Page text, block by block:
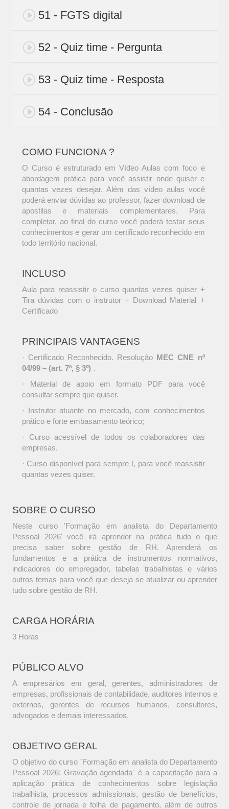
51 - FGTS digital
52 - Quiz time - Pergunta
53 - Quiz time - Resposta
54 - Conclusão
COMO FUNCIONA ?
O Curso é estruturado em Vídeo Aulas com foco e
abordagem prática para você assistir onde quiser e
quantas vezes desejar. Além das vídeo aulas você
poderá enviar dúvidas ao professor, fazer download de
apostilas e materiais complementares. Para
completar, ao final do curso você poderá testar seus
conhecimentos e gerar um certificado reconhecido em
todo território nacional.
INCLUSO
Aula para reassistir o curso quantas vezes quiser +
Tira dúvidas com o instrutor + Download Material +
Certificado
PRINCIPAIS VANTAGENS
· Certificado Reconhecido. Resolução MEC CNE nº
04/99 – (art. 7º, § 3º) .
· Material de apoio em formato PDF para você
consultar sempre que quiser.
· Instrutor atuante no mercado, com conhecimentos
prático e forte embasamento teórico;
· Curso acessível de todos os colaboradores das
empresas.
· Curso disponível para sempre !, para você reassistir
quantas vezes quiser.
SOBRE O CURSO
Neste curso 'Formação em analista do Departamento
Pessoal 2026' você irá aprender na prática tudo o que
precisa saber sobre gestão de RH. Aprenderá os
fundamentos e a prática de instrumentos normativos,
indicadores do empregador, tabelas trabalhistas e vários
outros temas para você que deseja se atualizar ou aprender
tudo sobre gestão de RH.
CARGA HORÁRIA
3 Horas
PÚBLICO ALVO
A empresários em geral, gerentes, administradores de
empresas, profissionais de contabilidade, auditores internos e
externos, gerentes de recursos humanos, consultores,
advogados e demais interessados.
OBJETIVO GERAL
O objetivo do curso `Formação em analista do Departamento
Pessoal 2026: Gravação agendada` é a capacitação para a
aplicação prática de conhecimentos sobre legislação
trabalhista, processos admissionais, gestão de benefícios,
controle de jornada e folha de pagamento, além de outros